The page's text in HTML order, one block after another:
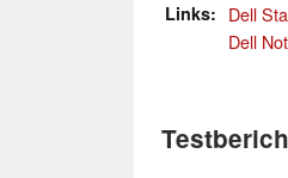
Links
Dell
Dell